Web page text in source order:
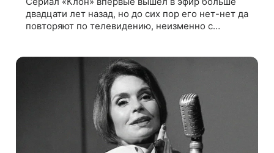
двадцати лет назад, но до сих пор его нет-нет да
повторяют по телевидению, неизменно с